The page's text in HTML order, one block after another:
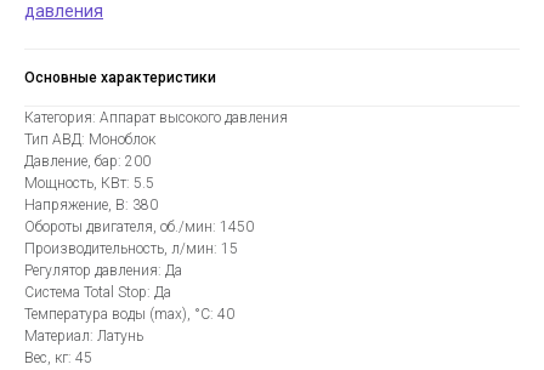
давления
Основные характеристики
Категория: Аппарат высокого давления
Тип АВД: Моноблок
Давление, бар: 200
Мощность, КВт: 5.5
Напряжение, В: 380
Обороты двигателя, об./мин: 1450
Производительность, л/мин: 15
Регулятор давления: Да
Система Total Stop: Да
Температура воды (max), °C: 40
Материал: Латунь
Вес, кг: 45